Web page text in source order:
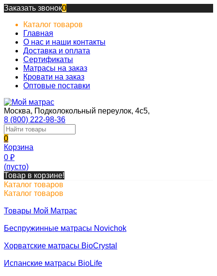
Заказать звонок0
Каталог товаров
Главная
О нас и наши контакты
Доставка и оплата
Сертификаты
Матрасы на заказ
Кровати на заказ
Оптовые поставки
Москва, Подколокольный переулок, 4с5,
8 (800) 222-98-36
0
Корзина
0 ₽
(пусто)
Товар в корзине!
Каталог товаров
Каталог товаров
Товары Мой Матрас
Беспружинные матрасы Novichok
Хорватские матрасы BioCrystal
Испанские матрасы BioLife